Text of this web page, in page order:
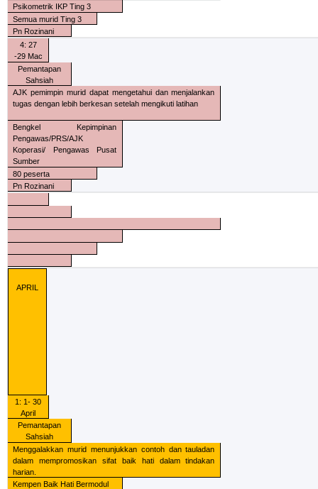
Psikometrik IKP Ting 3
Semua murid Ting 3
Pn Rozinani
4: 27
-29 Mac
Pemantapan
Sahsiah
AJK pemimpin murid dapat mengetahui dan menjalankan
tugas dengan lebih berkesan setelah mengikuti latihan
Bengkel Kepimpinan
Pengawas/PRS/AJK
Koperasi/ Pengawas Pusat
Sumber
80 peserta
Pn Rozinani
APRIL
1: 1- 30
April
Pemantapan
Sahsiah
Menggalakkan murid menunjukkan contoh dan tauladan
dalam mempromosikan sifat baik hati dalam tindakan
harian.
Kempen Baik Hati Bermodul